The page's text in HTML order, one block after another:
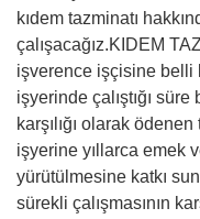
kıdem tazminatı
çalışacağız.KIDEM
işverence işçisine belli
işyerinde çalıştığı süre
karşılığı olarak ödenen
işyerine yıllarca emek
yürütülmesine katkı
sürekli çalışmasının